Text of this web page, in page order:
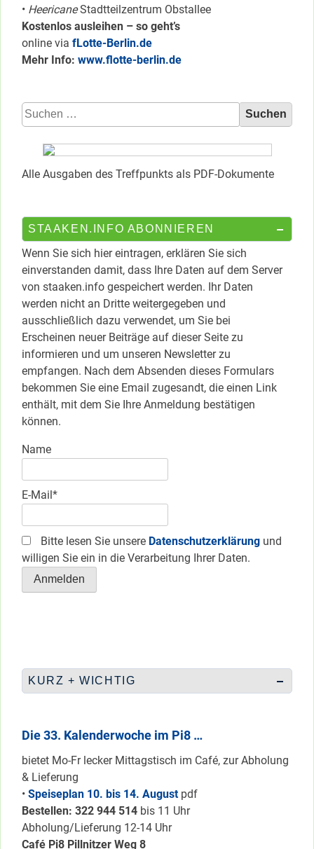
• HeericaneStadtteilzentrum Obstallee
Kostenlos ausleihen – so geht’s
online via fLotte-Berlin.de
Mehr Info: www.flotte-berlin.de
Suchen
nach:
Alle Ausgaben des Treffpunkts als PDF-Dokumente
STAAKEN.INFO ABONNIEREN
Wenn Sie sich hier eintragen, erklären Sie sich
einverstanden damit, dass Ihre Daten auf dem Server
von staaken.info gespeichert werden. Ihr Daten
werden nicht an Dritte weitergegeben und
ausschließlich dazu verwendet, um Sie bei
Erscheinen neuer Beiträge auf dieser Seite zu
informieren und um unseren Newsletter zu
empfangen. Nach dem Absenden dieses Formulars
bekommen Sie eine Email zugesandt, die einen Link
enthält, mit dem Sie Ihre Anmeldung bestätigen
können.
Name
E-Mail*
Bitte lesen Sie unsere Datenschutzerklärung und
willigen Sie ein in die Verarbeitung Ihrer Daten.
KURZ + WICHTIG
Die 33. Kalenderwoche im Pi8 …
bietet Mo-Fr lecker Mittagstisch im Café, zur Abholung
& Lieferung
• Speiseplan 10. bis 14. August pdf
Bestellen: 322 944 514 bis 11 Uhr
Abholung/Lieferung 12-14 Uhr
Café Pi8 Pillnitzer Weg 8